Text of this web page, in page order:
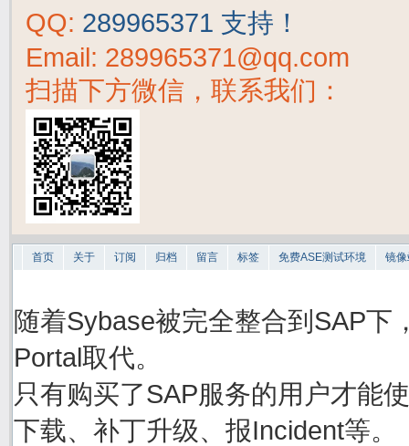
QQ: 289965371
Email: 289965371@qq.com
扫描下方微信，联系我们：
首页 关于 订阅 归档 留言 标签 免费ASE测试环境 镜
随着Sybase被完全整合到SAP下
Portal取代。
只有购买了SAP服务的用户才能
下载、补丁升级、报Incident等。